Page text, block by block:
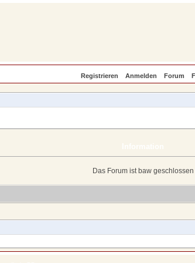
Registrieren Anmelden Forum
Das Forum ist baw geschlossen